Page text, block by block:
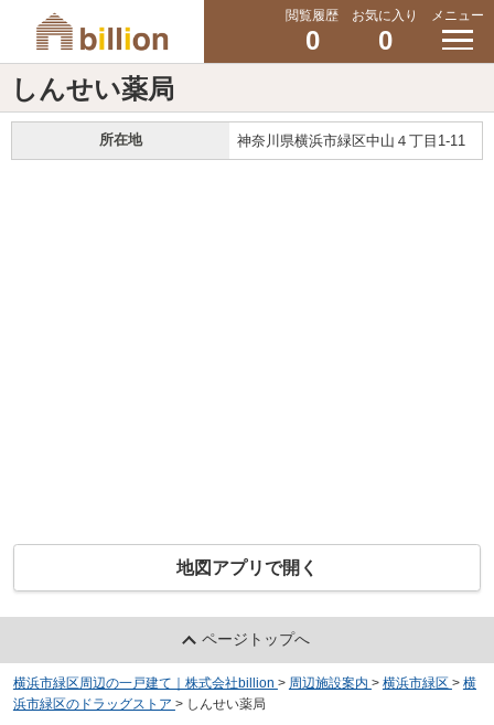
閲覧履歴
0
お気に入り
0
メニュー
しんせい薬局
所在地 神奈川県横浜市緑区中山４丁目1-11
地図アプリで開く
ページトップへ
横浜市緑区周辺の一戸建て｜株式会社billion > 周辺施設案内 > 横浜市緑区 > 横
浜市緑区のドラッグストア > しんせい薬局